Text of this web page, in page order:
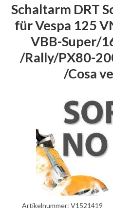
Schaltarm DRT
für Vespa 125
VBB-Super/
/Rally/PX80-
/Cosa
Artikelnummer: V1521419